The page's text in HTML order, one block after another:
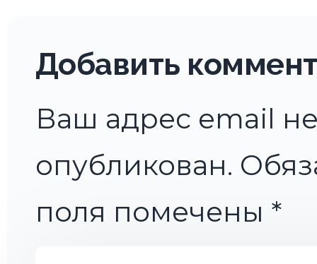
Добавить
Ваш адрес email
опубликован.
поля помечены *